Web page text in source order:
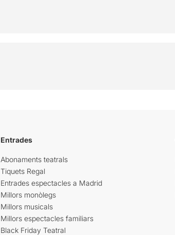
Entrades
Abonaments teatrals
Tiquets Regal
Entrades espectacles a Madrid
Millors monòlegs
Millors musicals
Millors espectacles familiars
Black Friday Teatral